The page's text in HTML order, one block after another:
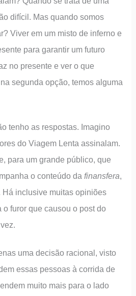
difícil. Mas quando somos
Viver em um misto de inferno e
para garantir um futuro
no presente e ver o que
segunda opção, temos alguma
tenho as respostas. Imagino
do Viagem Lenta assinalam.
para um grande público, que
o conteúdo da finansfera,
Há inclusive muitas opiniões
o furor que causou o post do
uma decisão racional, visto
essas pessoas à corrida de
muito mais para o lado